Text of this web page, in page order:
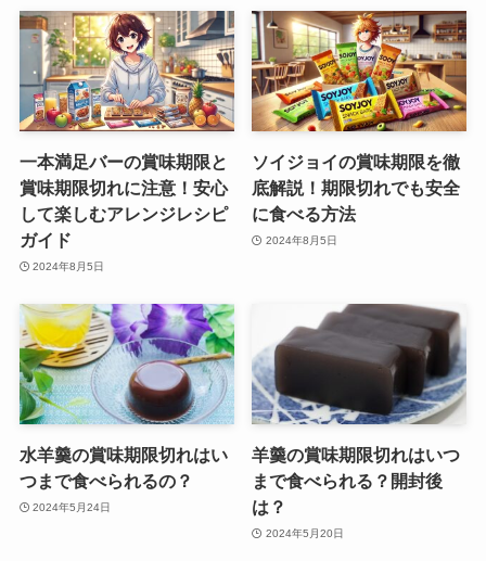
一本満足バーの賞味期限と
賞味期限切れに注意！安心
して楽しむアレンジレシピ
ガイド
2024年8月5日
ソイジョイの賞味期限を徹
底解説！期限切れでも安全
に食べる方法
2024年8月5日
水羊羹の賞味期限切れはい
つまで食べられるの？
2024年5月24日
羊羹の賞味期限切れはいつ
まで食べられる？開封後
は？
2024年5月20日